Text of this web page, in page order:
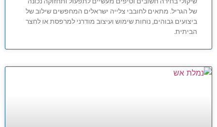
של הגריל. מתאים לחובבי צלייה ישראלים המחפשים שילוב של
ביצועים גבוהים, נוחות שימוש ועיצוב מודרני למרפסת או לחצר
הביתית.